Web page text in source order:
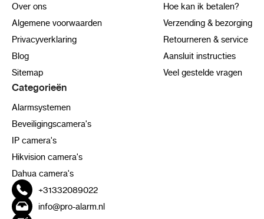
Over ons
Algemene voorwaarden
Privacyverklaring
Blog
Sitemap
Hoe kan ik betalen?
Verzending & bezorging
Retourneren & service
Aansluit instructies
Veel gestelde vragen
Categorieën
Alarmsystemen
Beveiligingscamera's
IP camera's
Hikvision camera's
Dahua camera's
+31332089022
info@pro-alarm.nl